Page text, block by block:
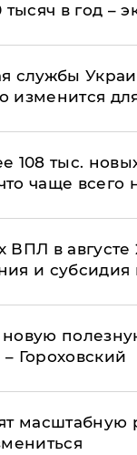
тысяч в год –
службы
изменится
108 тыс.
чаще всего
в августе
и субсидия
Гороховский